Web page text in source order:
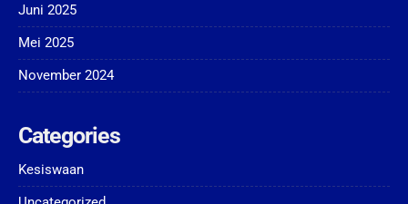
Juni 2025
Mei 2025
November 2024
Categories
Kesiswaan